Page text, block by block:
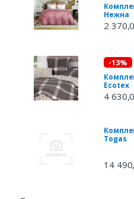
Нежна
2
-13%
Ecotex
4
Togas
14